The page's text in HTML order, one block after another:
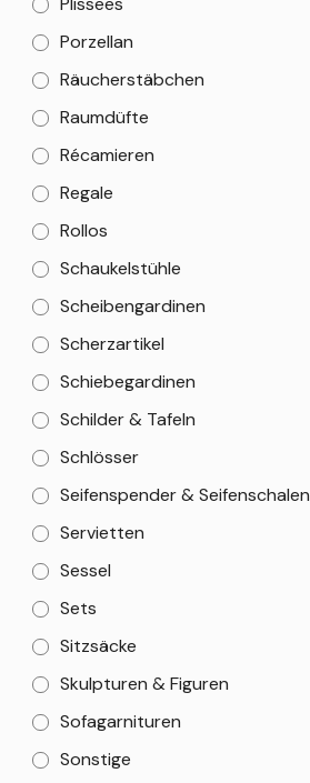
Porzellan
Räucherstäbchen
Raumdüfte
Récamieren
Regale
Rollos
Schaukelstühle
Scheibengardinen
Scherzartikel
Schiebegardinen
Schilder & Tafeln
Schlösser
Seifenspender & Seifenschalen
Servietten
Sessel
Sets
Sitzsäcke
Skulpturen & Figuren
Sofagarnituren
Sonstige